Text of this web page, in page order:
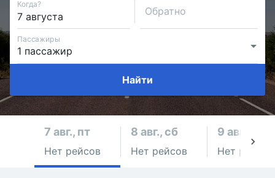
Когда?
Обратно
Пассажиры
Найти
7 авг., пт
Нет рейсов
8 авг., сб
Нет рейсов
9 авг., вс
Нет рейсов